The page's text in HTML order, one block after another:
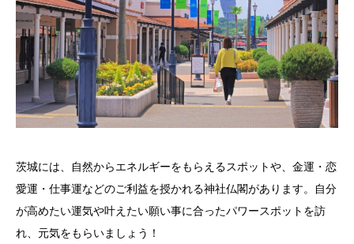
茨城には、自然からエネルギーをもらえるスポットや、金運・恋
愛運・仕事運などのご利益を授かれる神社仏閣があります。自分
が高めたい運気や叶えたい願い事に合ったパワースポットを訪
れ、元気をもらいましょう！